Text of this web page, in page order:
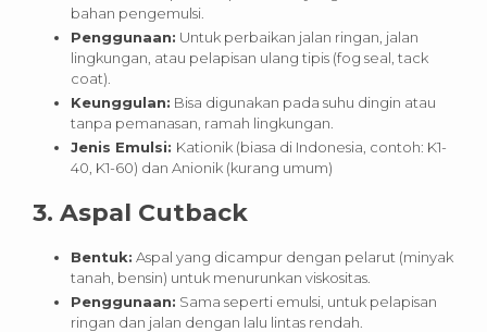
bahan pengemulsi.
Penggunaan: Untuk perbaikan jalan ringan, jalan
lingkungan, atau pelapisan ulang tipis (fog seal, tack
coat).
Keunggulan: Bisa digunakan pada suhu dingin atau
tanpa pemanasan, ramah lingkungan.
Jenis Emulsi: Kationik (biasa di Indonesia, contoh: K1-
40, K1-60) dan Anionik (kurang umum)
3. Aspal Cutback
Bentuk: Aspal yang dicampur dengan pelarut (minyak
tanah, bensin) untuk menurunkan viskositas.
Penggunaan: Sama seperti emulsi, untuk pelapisan
ringan dan jalan dengan lalu lintas rendah.